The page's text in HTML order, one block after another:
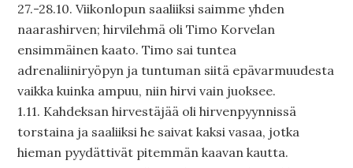
27.-28.10. Viikonlopun saaliiksi saimme yhden
naarashirven; hirvilehmä oli Timo Korvelan
ensimmäinen kaato. Timo sai tuntea
adrenaliiniryöpyn ja tuntuman siitä epävarmuudesta
vaikka kuinka ampuu, niin hirvi vain juoksee.
1.11. Kahdeksan hirvestäjää oli hirvenpyynnissä
torstaina ja saaliiksi he saivat kaksi vasaa, jotka
hieman pyydättivät pitemmän kaavan kautta.